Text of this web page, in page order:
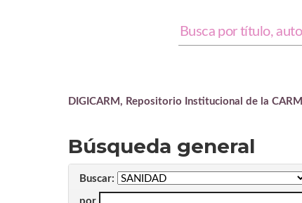
DIGICARM, Repositorio Institucional de la CARM
Búsqueda general
Buscar: